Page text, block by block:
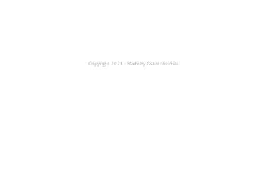
Copyright 2021 - Made by Oskar Łoziński